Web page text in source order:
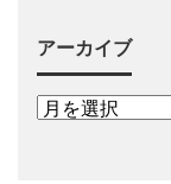
アーカイブ